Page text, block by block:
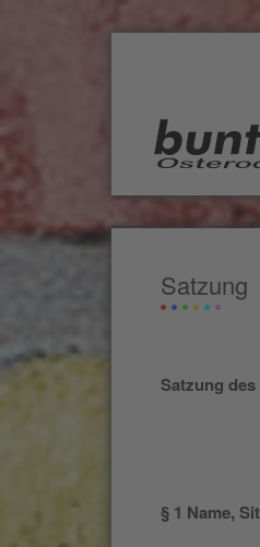
Satzung
Satzung
§ 1 Name,